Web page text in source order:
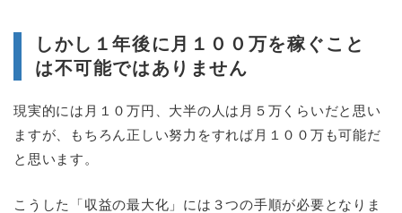
しかし１年後に月１００万を稼ぐこと
は不可能ではありません
現実的には月１０万円、大半の人は月５万くらいだと思い
ますが、もちろん正しい努力をすれば月１００万も可能だ
と思います。
こうした「収益の最大化」には３つの手順が必要となりま